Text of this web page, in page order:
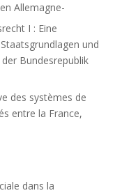
Allemagne-
I : Eine
und
Bundesrepublik
des systèmes de
entre la France,
dans la